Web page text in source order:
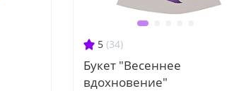
5 (34)
Букет "Весеннее
вдохновение"